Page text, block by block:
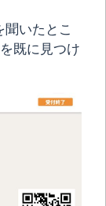
いたとこ
既に見つけ